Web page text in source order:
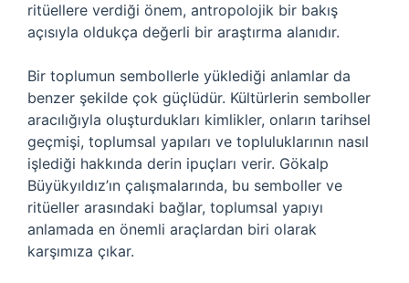
ritüellere verdiği önem, antropolojik bir bakış
açısıyla oldukça değerli bir araştırma alanıdır.
Bir toplumun sembollerle yüklediği anlamlar da
benzer şekilde çok güçlüdür. Kültürlerin semboller
aracılığıyla oluşturdukları kimlikler, onların tarihsel
geçmişi, toplumsal yapıları ve topluluklarının nasıl
işlediği hakkında derin ipuçları verir. Gökalp
Büyükyıldız’ın çalışmalarında, bu semboller ve
ritüeller arasındaki bağlar, toplumsal yapıyı
anlamada en önemli araçlardan biri olarak
karşımıza çıkar.